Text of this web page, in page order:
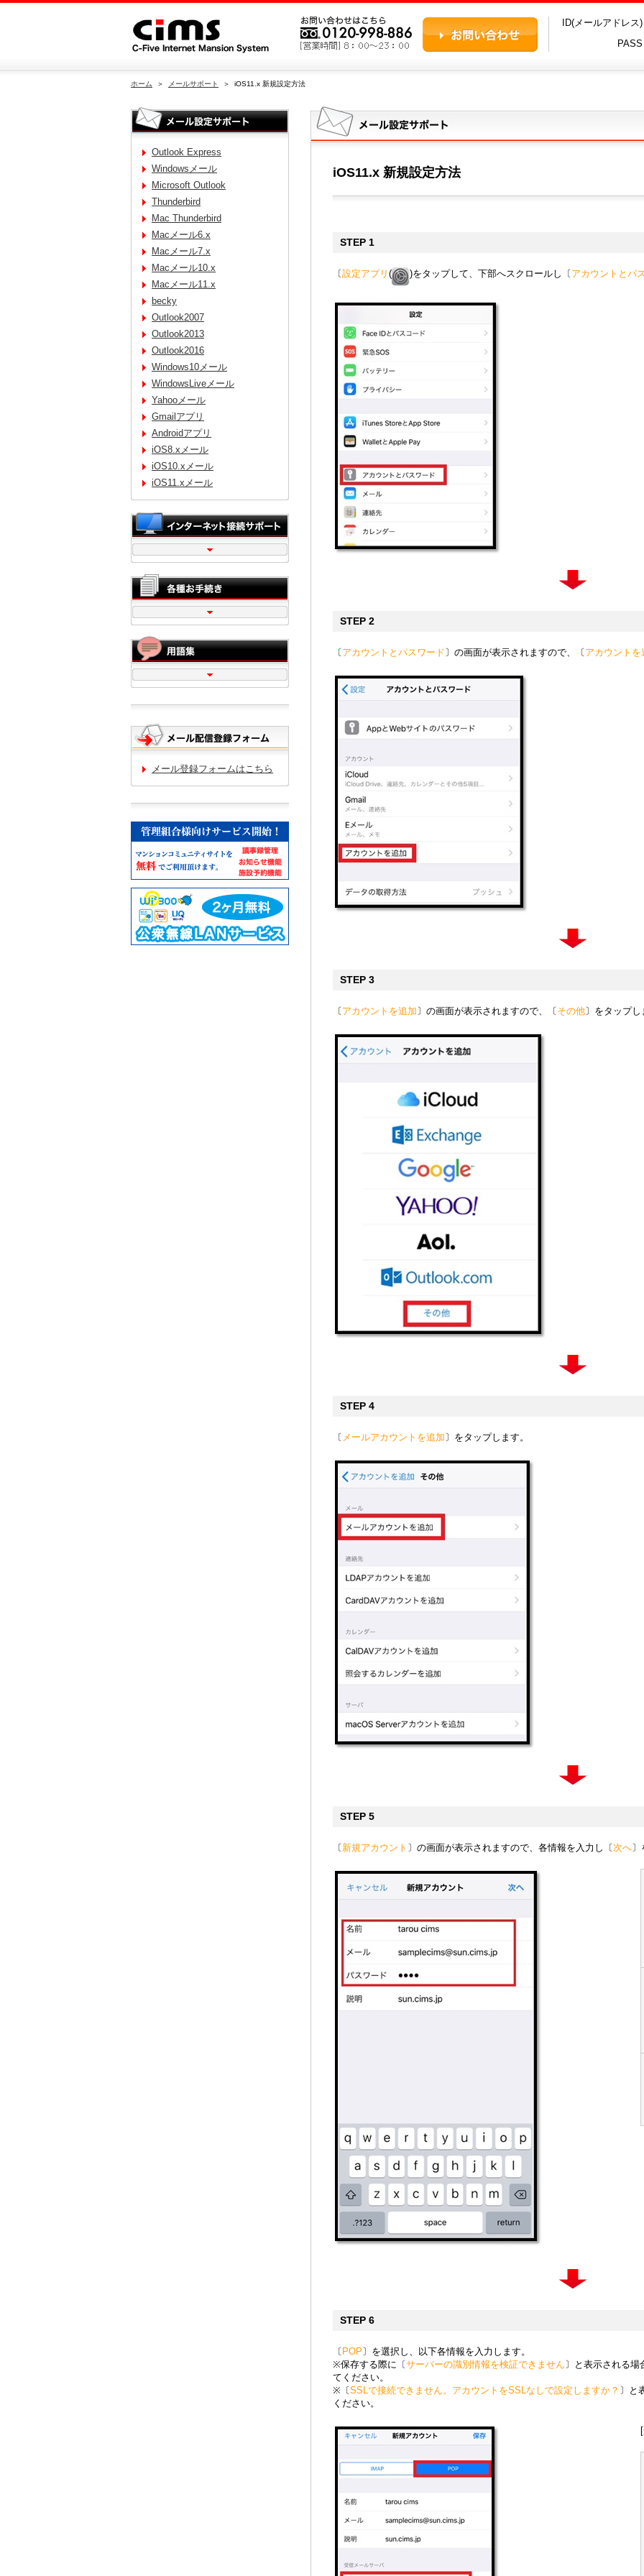
ID(メールアドレス
ホーム ＞ メールサポート ＞ iOS11.x 新規設定方法
Outlook Express
Windowsメール
Microsoft Outlook
Thunderbird
Mac Thunderbird
Macメール6.x
Macメール7.x
Macメール10.x
Macメール11.x
becky
Outlook2007
Outlook2013
Outlook2016
Windows10メール
WindowsLiveメール
Yahooメール
Gmailアプリ
Androidアプリ
iOS8.xメール
iOS10.xメール
iOS11.xメール
メール登録フォームはこちら
iOS11.x 新規設定方法
STEP 1
〔設定アプリ ( )をタップして、下部へスクロールし〔 アカウントとパ
STEP 2
〔 アカウントとパスワード 〕の画面が表示されますので、〔 アカウントを
STEP 3
〔 アカウントを追加 〕の画面が表示されますので、〔 その他〕をタップし
STEP 4
〔 メールアカウントを追加 〕をタップします。
STEP 5
〔 新規アカウント 〕の画面が表示されますので、各情報を入力し〔次へ
STEP 6
〔 POP 〕を選択し、以下各情報を入力します。
※保存する際に〔サーバーの識別情報を検証できません 〕と表示される場
てください。
※〔SSLで接続できません。アカウントをSSLなしで設定しますか？ 〕と
ください。